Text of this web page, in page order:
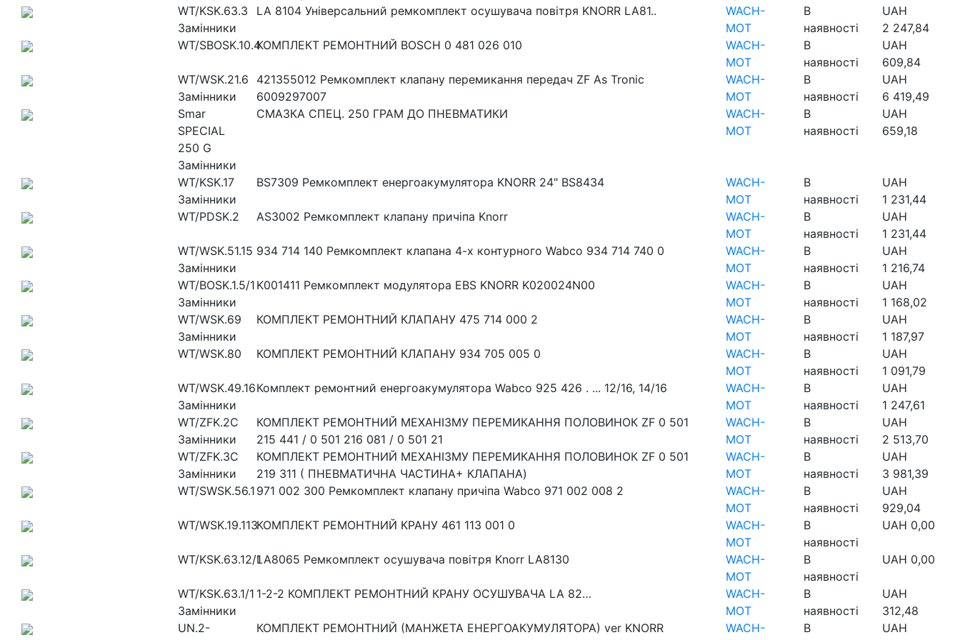
WT/KSK.63.3
Замінники
LA 8104 Універсальний ремкомплект осушувача повітря KNORR LA81..
WACH-
MOT
В
наявності
UAH
2 247,84
WT/SBOSK.10.4КОМПЛЕКТ РЕМОНТНИЙ BOSCH 0 481 026 010
WACH-
MOT
В
наявності
UAH
609,84
WT/WSK.21.6
Замінники
421355012 Ремкомплект клапану перемикання передач ZF As Tronic
6009297007
WACH-
MOT
В
наявності
UAH
6 419,49
Smar
SPECIAL
250 G
Замінники
СМАЗКА СПЕЦ. 250 ГРАМ ДО ПНЕВМАТИКИ
WACH-
MOT
В
наявності
UAH
659,18
WT/KSK.17
Замінники
BS7309 Ремкомплект енергоакумулятора KNORR 24" BS8434
WACH-
MOT
В
наявності
UAH
1 231,44
WT/PDSK.2
AS3002 Ремкомплект клапану причіпа Knorr
WACH-
MOT
В
наявності
UAH
1 231,44
WT/WSK.51.15
Замінники
934 714 140 Ремкомплект клапана 4-х контурного Wabco 934 714 740 0
WACH-
MOT
В
наявності
UAH
1 216,74
WT/BOSK.1.5/1
Замінники
K001411 Ремкомплект модулятора EBS KNORR K020024N00
WACH-
MOT
В
наявності
UAH
1 168,02
WT/WSK.69
Замінники
КОМПЛЕКТ РЕМОНТНИЙ КЛАПАНУ 475 714 000 2
WACH-
MOT
В
наявності
UAH
1 187,97
WT/WSK.80
КОМПЛЕКТ РЕМОНТНИЙ КЛАПАНУ 934 705 005 0
WACH-
MOT
В
наявності
UAH
1 091,79
WT/WSK.49.16
Замінники
Комплект ремонтний енергоакумулятора Wabco 925 426 . ... 12/16, 14/16
WACH-
MOT
В
наявності
UAH
1 247,61
WT/ZFK.2C
Замінники
КОМПЛЕКТ РЕМОНТНИЙ МЕХАНІЗМУ ПЕРЕМИКАННЯ ПОЛОВИНОК ZF 0 501
215 441 / 0 501 216 081 / 0 501 21
WACH-
MOT
В
наявності
UAH
2 513,70
WT/ZFK.3C
Замінники
КОМПЛЕКТ РЕМОНТНИЙ МЕХАНІЗМУ ПЕРЕМИКАННЯ ПОЛОВИНОК ZF 0 501
219 311 ( ПНЕВМАТИЧНА ЧАСТИНА+ КЛАПАНА)
WACH-
MOT
В
наявності
UAH
3 981,39
WT/SWSK.56.1 971 002 300 Ремкомплект клапану причіпа Wabco 971 002 008 2
WACH-
MOT
В
наявності
UAH
929,04
WT/WSK.19.113КОМПЛЕКТ РЕМОНТНИЙ КРАНУ 461 113 001 0
WACH-
MOT
В
наявності
UAH 0,00
WT/KSK.63.12/1LA8065 Ремкомплект осушувача повітря Knorr LA8130
WACH-
MOT
В
наявності
UAH 0,00
WT/KSK.63.1/1
Замінники
1-2-2 КОМПЛЕКТ РЕМОНТНИЙ КРАНУ ОСУШУВАЧА LA 82…
WACH-
MOT
В
наявності
UAH
312,48
UN.2-
КОМПЛЕКТ РЕМОНТНИЙ (МАНЖЕТА ЕНЕРГОАКУМУЛЯТОРА) ver KNORR
WACH-
В
UAH